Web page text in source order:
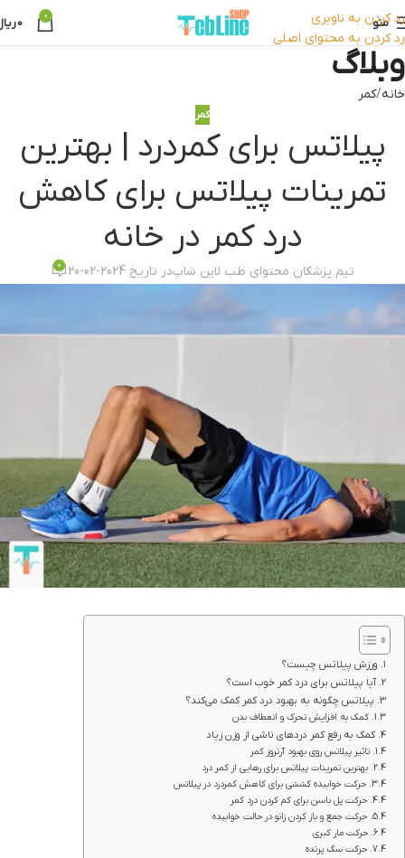
رد کردن به ناوبری
رد کردن به محتوای اصلی
منو 0
0
وبلاگ
خانه کمر
کمر
پیلاتس برای کمردرد | بهترین
تمرینات پیلاتس برای کاهش
درد کمر در خانه
تیم پزشکان محتوای طب لاین شاپدر تاریخ 2024-02-20 0
ورزش پیلاتس چیست؟
آیا پیلاتس برای درد کمر خوب است؟
پیلاتس چگونه به بهبود درد کمر کمک می‌کند؟
کمک به افزایش تحرک و انعطاف بدن
کمک به رفع کمر درد‌های ناشی از وزن زیاد
تاثیر پیلاتس روی بهبود آرتروز کمر
بهترین تمرینات پیلاتس برای رهایی از کمر درد
حرکت خوابیده کششی برای کاهش کمردرد در پیلاتس
حرکت پل باسن برای کم کردن درد کمر
حرکت جمع و باز کردن زانو در حالت خوابیده
حرکت مار کبری
حرکت سگ پرنده